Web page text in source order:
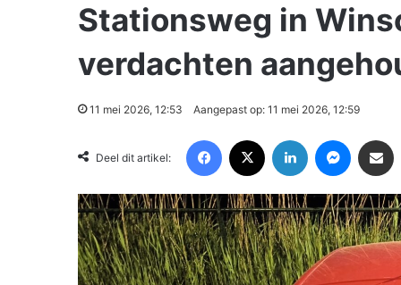
Stationsweg in
verdachten
11 mei 2026, 12:53 Aangepast op: 11 mei 2026, 12:59
Deel dit artikel: